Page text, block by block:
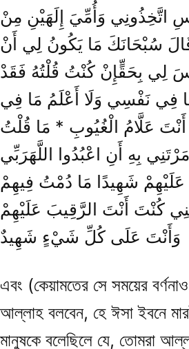
اتَّخِذُونِي وَأُمِّيَ إِلَهَيْنِ مِنْ
سُبْحَانَكَ مَا يَكُونُ لِي أَنْ
لِي بِحَقٍّإِنْ كُنْتُ قُلْتُهُ فَقَدْ
فِي نَفْسِي وَلَا أَعْلَمُ مَا فِي
عَلَّامُ الْغُيُوبِ * مَا قُلْتُ
بِهِ أَنِ اعْبُدُوا اللَّهَرَبِّي
شَهِيدًا مَا دُمْتُ فِيهِمْ
كُنْتَ أَنْتَ الرَّقِيبَ عَلَيْهِمْ
وَأَنْتَ عَلَى كُلِّ شَيْءٍ شَهِيدٌ
এবং (কেয়ামতের সে সময়ের
আল্লাহ বলবেন, হে ঈসা ইবনে
মানুষকে বলেছিলে যে, তোমরা